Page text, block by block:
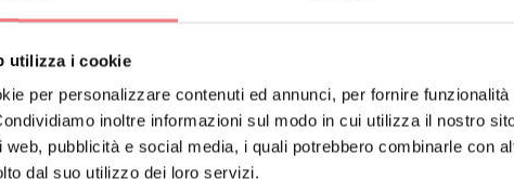
utilizza i cookie
per personalizzare contenuti ed annunci, per fornire
inoltre informazioni sul modo in cui utilizza il nostro
web, pubblicità e social media, i quali potrebbero combinarle con
dal suo utilizzo dei loro servizi.